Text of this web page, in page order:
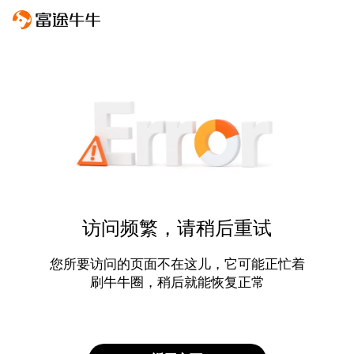
访问频繁，请稍后重试
您所要访问的页面不在这儿，它可能正忙着
刷牛牛圈，稍后就能恢复正常